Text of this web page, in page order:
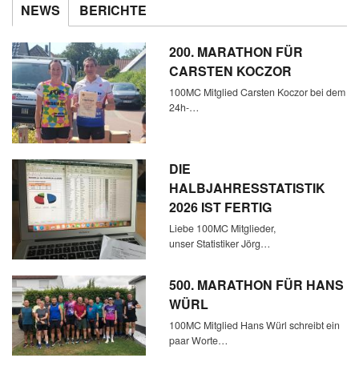
NEWS BERICHTE
200. MARATHON FÜR
CARSTEN KOCZOR
100MC Mitglied Carsten Koczor bei dem
24h-…
DIE
HALBJAHRESSTATISTIK
2026 IST FERTIG
Liebe 100MC Mitglieder,
unser Statistiker Jörg…
500. MARATHON FÜR HANS
WÜRL
100MC Mitglied Hans Würl schreibt ein
paar Worte…